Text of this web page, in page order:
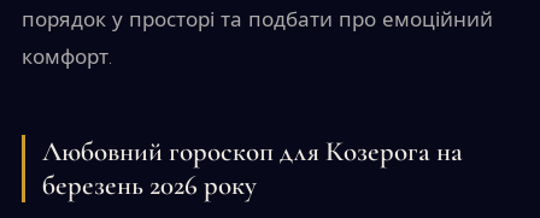
порядок у просторі та подбати про емоційний
комфорт.
Любовний гороскоп для Козерога на
березень 2026 року